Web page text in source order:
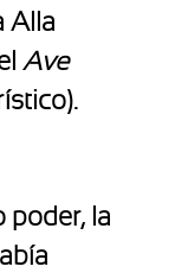
Alla
Ave
poder, la